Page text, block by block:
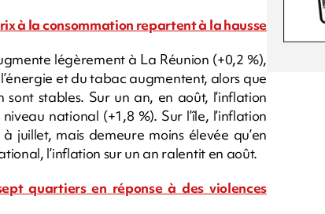
à la consommation repartent à la hausse
légèrement à La Réunion (+0,2 %),
et du tabac augmentent, alors que
stables. Sur un an, en août, l’inflation
national (+1,8 %). Sur l’île, l’inflation
mais demeure moins élevée qu’en
l’inflation sur un an ralentit en août.
quartiers en réponse à des violences